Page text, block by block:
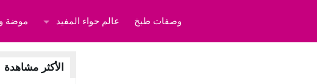
وصفات طبخ عالم حواء المفيد موضة
الأكثر مشاهدة